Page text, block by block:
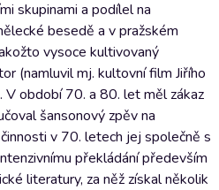
skupinami a podílel na
besedě a v pražském
vysoce kultivovaný
(namluvil mj. kultovní film Jiřího
V období 70. a 80. let měl zákaz
šansonový zpěv na
v 70. letech jej společně s
překládání především
literatury, za něž získal několik